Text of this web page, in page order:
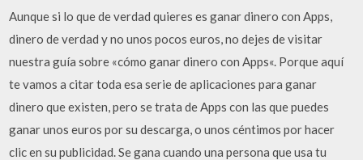
Aunque si lo que de verdad quieres es ganar dinero con Apps,
dinero de verdad y no unos pocos euros, no dejes de visitar
nuestra guía sobre «cómo ganar dinero con Apps«. Porque aquí
te vamos a citar toda esa serie de aplicaciones para ganar
dinero que existen, pero se trata de Apps con las que puedes
ganar unos euros por su descarga, o unos céntimos por hacer
clic en su publicidad. Se gana cuando una persona que usa tu